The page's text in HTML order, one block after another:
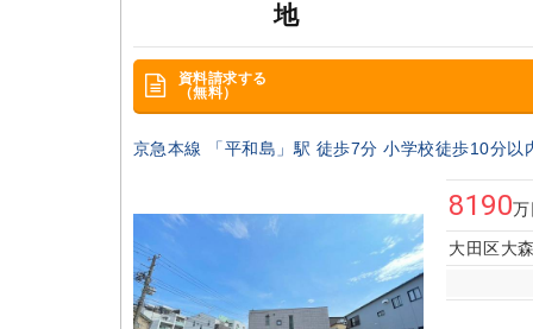
地
資料請求する
（無料）
京急本線 「平和島」駅 徒歩7分 小学校徒歩10分
8190
大田区大